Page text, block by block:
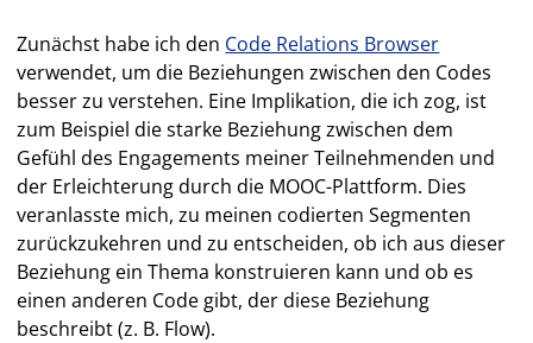
Zunächst habe ich den Code Relations Browser
verwendet, um die Beziehungen zwischen den Codes
besser zu verstehen. Eine Implikation, die ich zog, ist
zum Beispiel die starke Beziehung zwischen dem
Gefühl des Engagements meiner Teilnehmenden und
der Erleichterung durch die MOOC-Plattform. Dies
veranlasste mich, zu meinen codierten Segmenten
zurückzukehren und zu entscheiden, ob ich aus dieser
Beziehung ein Thema konstruieren kann und ob es
einen anderen Code gibt, der diese Beziehung
beschreibt (z. B. Flow).